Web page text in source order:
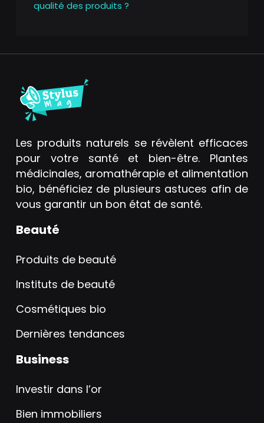
qualité des produits ?
Les produits naturels se révèlent efficaces
pour votre santé et bien-être. Plantes
médicinales, aromathérapie et alimentation
bio, bénéficiez de plusieurs astuces afin de
vous garantir un bon état de santé.
Beauté
Produits de beauté
Instituts de beauté
Cosmétiques bio
Dernières tendances
Business
Investir dans l’or
Bien immobiliers